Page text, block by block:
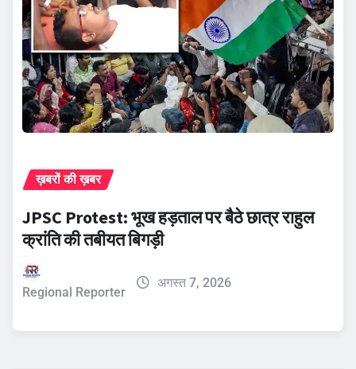
ख़बरों की ख़बर
JPSC Protest: भूख हड़ताल पर बैठे छात्र राहुल
क्रांति की तबीयत बिगड़ी
Regional Reporter
अगस्त 7, 2026